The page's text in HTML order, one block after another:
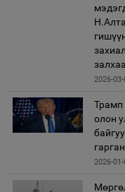
2026-
олон
2026-